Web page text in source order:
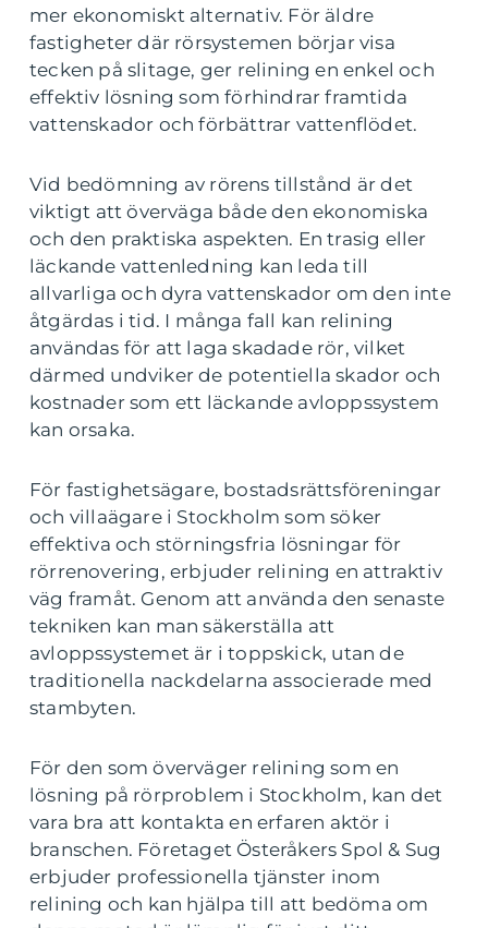
mer ekonomiskt alternativ. För äldre
fastigheter där rörsystemen börjar visa
tecken på slitage, ger relining en enkel och
effektiv lösning som förhindrar framtida
vattenskador och förbättrar vattenflödet.
Vid bedömning av rörens tillstånd är det
viktigt att överväga både den ekonomiska
och den praktiska aspekten. En trasig eller
läckande vattenledning kan leda till
allvarliga och dyra vattenskador om den inte
åtgärdas i tid. I många fall kan relining
användas för att laga skadade rör, vilket
därmed undviker de potentiella skador och
kostnader som ett läckande avloppssystem
kan orsaka.
För fastighetsägare, bostadsrättsföreningar
och villaägare i Stockholm som söker
effektiva och störningsfria lösningar för
rörrenovering, erbjuder relining en attraktiv
väg framåt. Genom att använda den senaste
tekniken kan man säkerställa att
avloppssystemet är i toppskick, utan de
traditionella nackdelarna associerade med
stambyten.
För den som överväger relining som en
lösning på rörproblem i Stockholm, kan det
vara bra att kontakta en erfaren aktör i
branschen. Företaget Österåkers Spol & Sug
erbjuder professionella tjänster inom
relining och kan hjälpa till att bedöma om